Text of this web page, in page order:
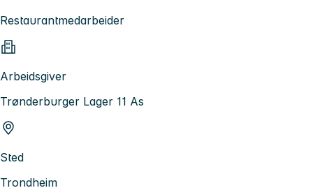
Restaurantmedarbeider
Arbeidsgiver
Trønderburger Lager 11 As
Sted
Trondheim